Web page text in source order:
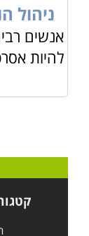
ניהול
אנשים
להיות